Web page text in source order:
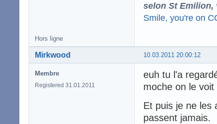
selon St Emilion,
Smile, you're on
Hors ligne
10.03.2011 20:00:12
Mirkwood
Membre
Registered 31.01.2011
euh tu l'a
moche on le
Et puis je ne les
passent jamais.